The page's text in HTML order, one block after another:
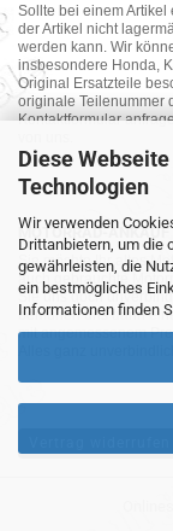
Diese
Technologien
Wir verwenden
Drittanbietern, um die
gewährleisten, die
ein bestmögliches
Informationen finden
Sollte bei einem
der Artikel nicht
werden kann. Wir
insbesondere Honda,
Original Ersatzteile
originale Teilenummer
Kontaktformular
MOTORRAD-ANKAUF
Sie möchte Ihr altes
auch gebrauchte
Sie uns doch
bemühen uns dann
mit angemessenem